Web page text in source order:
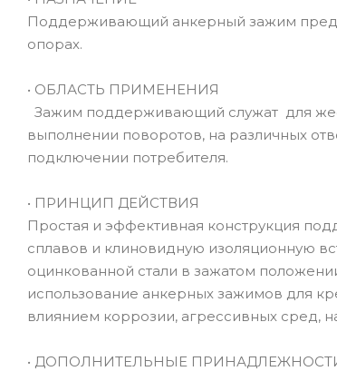
Поддерживающий анкерный зажим
опорах.
• ОБЛАСТЬ ПРИМЕНЕНИЯ
Зажим поддерживающий служат для
выполнении поворотов, на различных
подключении потребителя.
• ПРИНЦИП ДЕЙСТВИЯ
Простая и эффективная конструкция
сплавов и клиновидную изоляционную
оцинкованной стали в зажатом
использование анкерных зажимов для
влиянием коррозии, агрессивных сред,
• ДОПОЛНИТЕЛЬНЫЕ